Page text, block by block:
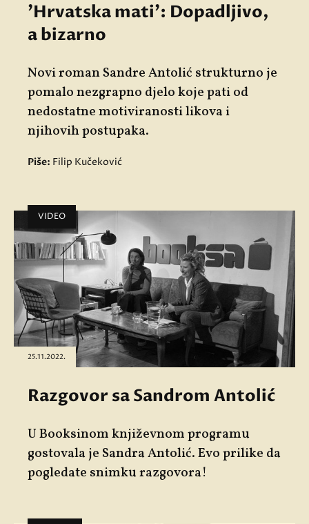
'Hrvatska mati': Dopadljivo,
a bizarno
Novi roman Sandre Antolić strukturno je
pomalo nezgrapno djelo koje pati od
nedostatne motiviranosti likova i
njihovih postupaka.
Piše: Filip Kučeković
VIDEO
25.11.2022.
Razgovor sa Sandrom Antolić
U Booksinom književnom programu
gostovala je Sandra Antolić. Evo prilike da
pogledate snimku razgovora!